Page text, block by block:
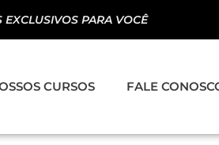
MAIS DE
CURSOS FALE